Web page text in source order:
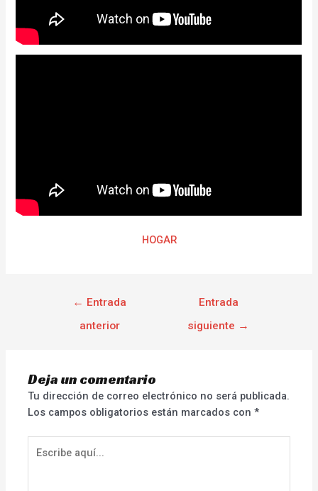
HOGAR
← Entrada
anterior
Entrada
siguiente →
Deja un comentario
Tu dirección de correo electrónico no será publicada.
Los campos obligatorios están marcados con*
aquí...